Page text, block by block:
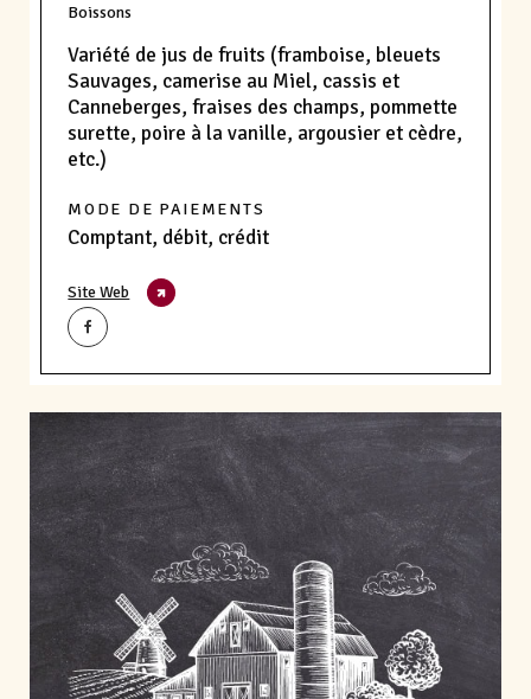
Boissons
Variété de jus de fruits (framboise, bleuets
Sauvages, camerise au Miel, cassis et
Canneberges, fraises des champs, pommette
surette, poire à la vanille, argousier et cèdre,
etc.)
MODE DE PAIEMENTS
Comptant, débit, crédit
Site Web